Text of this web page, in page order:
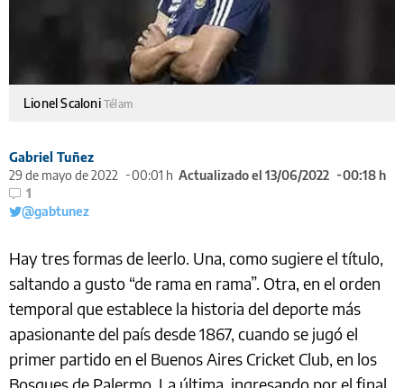
Lionel Scaloni Télam
Gabriel Tuñez
29 de mayo de 2022
00:01 h Actualizado el 13/06/2022
00:18 h
1
@gabtunez
Hay tres formas de leerlo. Una, como sugiere el título,
saltando a gusto “de rama en rama”. Otra, en el orden
temporal que establece la historia del deporte más
apasionante del país desde 1867, cuando se jugó el
primer partido en el Buenos Aires Cricket Club, en los